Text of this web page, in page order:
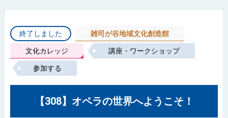
終了しました 雑司が谷地域文化創造館
文化カレッジ 講座・ワークショップ
参加する
【308】オペラの世界へようこそ！